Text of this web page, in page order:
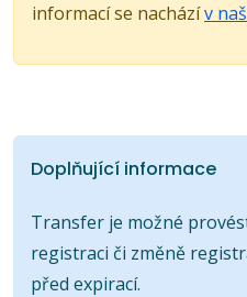
informací se nacházív
Doplňující informace
Transfer je možné
registraci či změně
před expirací.